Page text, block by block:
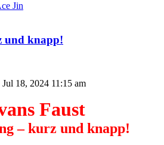
Jin
und knapp!
18, 2024 11:15 am
Faust
– kurz und knapp!